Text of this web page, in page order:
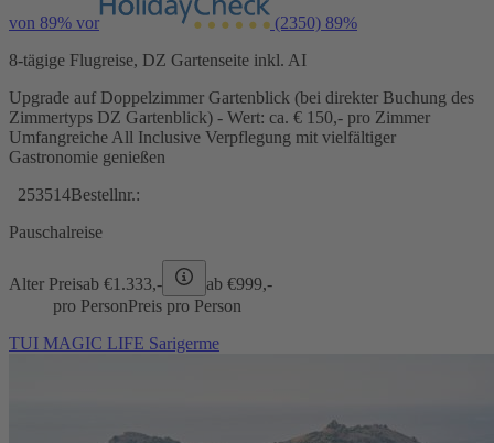
von 89% vor (2350) 89%
8-tägige Flugreise, DZ Gartenseite inkl. AI
Upgrade auf Doppelzimmer Gartenblick (bei direkter Buchung des
Zimmertyps DZ Gartenblick) - Wert: ca. € 150,- pro Zimmer
Umfangreiche All Inclusive Verpflegung mit vielfältiger
Gastronomie genießen
253514Bestellnr.:
Pauschalreise
Alter Preisab €1.333,- ab €999,-
pro PersonPreis pro Person
TUI MAGIC LIFE Sarigerme